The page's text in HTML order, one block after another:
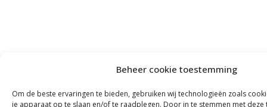
Beheer cookie toestemming
Om de beste ervaringen te bieden, gebruiken wij technologieën zoals
je apparaat op te slaan en/of te raadplegen. Door in te stemmen met deze